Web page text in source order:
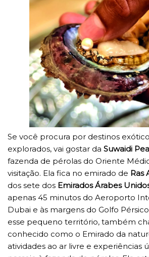
Se você procura por destinos
explorados, vai gostar da Suwaidi
fazenda de pérolas do Oriente
visitação. Ela fica no emirado de Ras
dos sete dos Emirados Árabes
apenas 45 minutos do Aeroporto
Dubai e às margens do Golfo
esse pequeno território, também
conhecido como o Emirado da
atividades ao ar livre e experiências